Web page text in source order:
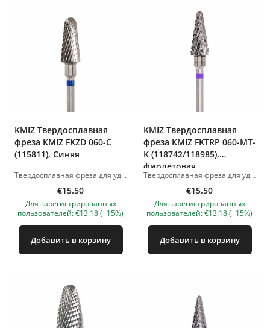
KMIZ Твердосплавная
фреза KMIZ FKZD 060-C
(115811), Синяя
Твердосплавная фреза для удаления материала (геля и акрила) . Длина рабочей части: 6.0 мм. Диаметр рабочей части: 13 мм. Изображения продуктов носят иллюстративный характер. Если у вас есть какие-либо вопросы, мы всегда ждем вашего письма nanatallinn@gmail.com
€15.50
Для зарегистрированных
пользователей: €13.18 (−15%)
Добавить в корзину
KMIZ Твердосплавная
фреза KMIZ FKTRP 060-MT-
K (118742/118985),
фиолетовая
Твердосплавная фреза для удаления материала (геля и акрила) . Длина рабочей части: 6.0 мм. Диаметр рабочей части: 14 мм. Изображения продуктов носят иллюстративный характер. Если у вас есть какие-либо вопросы, мы всегда ждем вашего письма nanatallinn@gmail.com
€15.50
Для зарегистрированных
пользователей: €13.18 (−15%)
Добавить в корзину